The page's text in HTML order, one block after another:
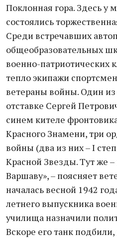
Поклонная гора. Здесь у
состоялись
Среди встречавших
общеобразовательных
военно-патриотических
тепло экипажи
ветераны войны. Один
отставке Сергей
синем кителе
Красного Знамени, три
войны (два из них – I
Красной Звезды. Тут же –
Варшаву», – поясняет
началась весной 1942
летнего выпускника
училища назначили
Вскоре его танк